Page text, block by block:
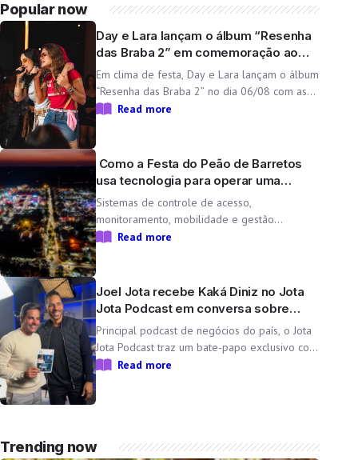
Popular now
Day e Lara lançam o álbum “Resenha
das Braba 2” em comemoração ao
aniversário da dupla
Em clima de festa, Day e Lara lançam o álbum
“Resenha das Braba 2” no dia 06/08 com as
inéditas “Lado Cachorra” e “Doeu em Mim” O
Read more
Como a Festa do Peão de Barretos
usa tecnologia para operar uma
cidade temporária
Sistemas de controle de acesso,
monitoramento, mobilidade e gestão
operacional ajudam a transformar o Parque
Peão de Barretos Durante 11 dias, o Parque
do Peão […]
Read more
Joel Jota recebe Kaká Diniz no Jota
Jota Podcast em conversa sobre
negócios e família
Principal podcast de negócios do país, o Jota
Jota Podcast traz um bate-papo exclusivo com
o empresário e CEO da Non Stop, que
v=mdZzgrZTxoU […]
Read more
Trending now